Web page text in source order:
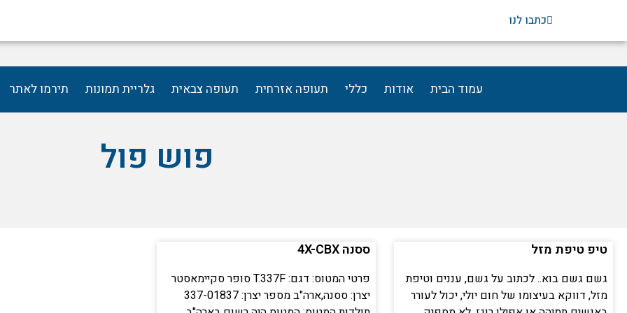
כתבו לנו
עמוד הבית אודות כללי תעופה אזרחית תעופה צבאית גלריית תמונות תירמו לאתר
פוש פול
טיפ טיפת מזל
גשם גשם בוא.. לכתוב על גשם, עננים וטיפת
מזל, דווקא בעיצומו של חום יולי, יכול לעורר
ססנה 4X-CBX
פרטי המטוס: דגם: T.337F סופר סקיימאסטר
יצרן: ססנה,ארה"ב מספר יצרן: 337-01837